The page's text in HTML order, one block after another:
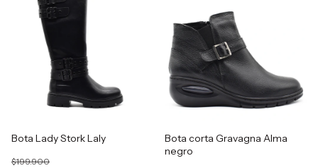
Bota Lady Stork Laly
$199.900
Bota corta Gravagna Alma
negro